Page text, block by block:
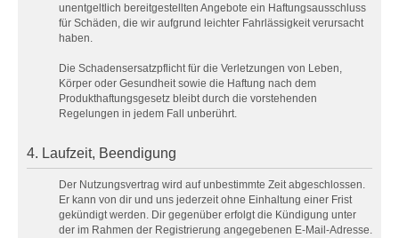
unentgeltlich bereitgestellten Angebote ein Haftungsausschluss
für Schäden, die wir aufgrund leichter Fahrlässigkeit verursacht
haben.
Die Schadensersatzpflicht für die Verletzungen von Leben,
Körper oder Gesundheit sowie die Haftung nach dem
Produkthaftungsgesetz bleibt durch die vorstehenden
Regelungen in jedem Fall unberührt.
4. Laufzeit, Beendigung
Der Nutzungsvertrag wird auf unbestimmte Zeit abgeschlossen.
Er kann von dir und uns jederzeit ohne Einhaltung einer Frist
gekündigt werden. Dir gegenüber erfolgt die Kündigung unter
der im Rahmen der Registrierung angegebenen E-Mail-Adresse.